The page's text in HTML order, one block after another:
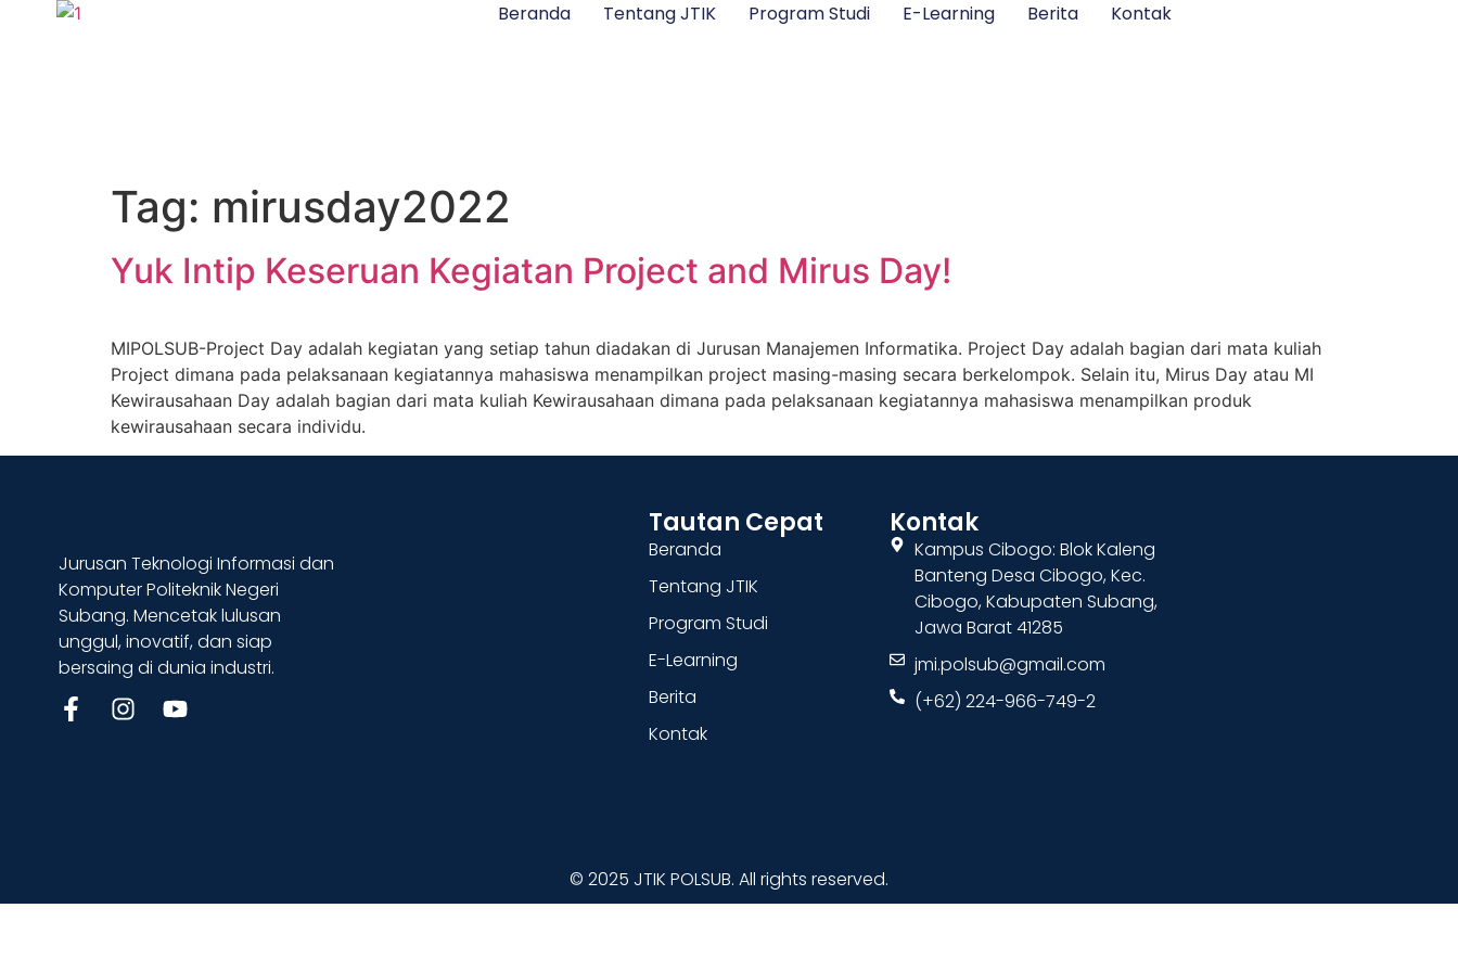
Beranda Tentang JTIK Program Studi E-Learning Berita Kontak
Tag: mirusday2022
Yuk Intip Keseruan Kegiatan Project and Mirus Day!
MIPOLSUB-Project Day adalah kegiatan yang setiap tahun diadakan di Jurusan Manajemen Informatika. Project Day adalah bagian dari mata kuliah
Project dimana pada pelaksanaan kegiatannya mahasiswa menampilkan project masing-masing secara berkelompok. Selain itu, Mirus Day atau MI
Kewirausahaan Day adalah bagian dari mata kuliah Kewirausahaan dimana pada pelaksanaan kegiatannya mahasiswa menampilkan produk
kewirausahaan secara individu.
Jurusan Teknologi Informasi dan
Komputer Politeknik Negeri
Subang. Mencetak lulusan
unggul, inovatif, dan siap
bersaing di dunia industri.
Tautan Cepat
Beranda
Tentang JTIK
Program Studi
E-Learning
Berita
Kontak
Kontak
Kampus Cibogo: Blok Kaleng
Banteng Desa Cibogo, Kec.
Cibogo, Kabupaten Subang,
Jawa Barat 41285
jmi.polsub@gmail.com
(+62) 224-966-749-2
© 2025 JTIK POLSUB. All rights reserved.